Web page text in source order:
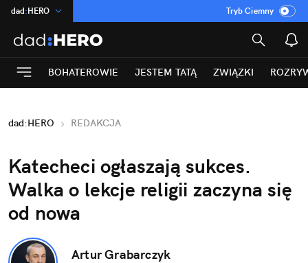
dad:HERO
:Temat
INN:Poland
ASZ:dziennik
Rozrywka
Tryb Ciemny
BOHATEROWIE JESTEM TATĄ ZWIĄZKI
dad:HERO REDAKCJA
Katecheci ogłaszają sukces.
Walka o lekcje religii zaczyna się
od nowa
Artur Grabarczyk